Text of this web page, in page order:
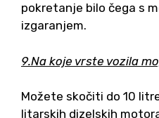
pokretanje bilo čega s
izgaranjem.
9.Na koje vrste vozila
Možete skočiti do 10
litarskih dizelskih